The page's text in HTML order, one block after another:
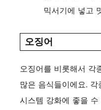
믹서기에 넣고
오징어
오징어를 비롯해서 각
많은 음식들이에요.
시스템 강화에 좋을